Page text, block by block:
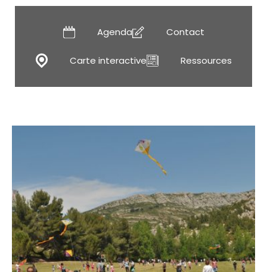
Agenda Contact
Carte interactive Ressources